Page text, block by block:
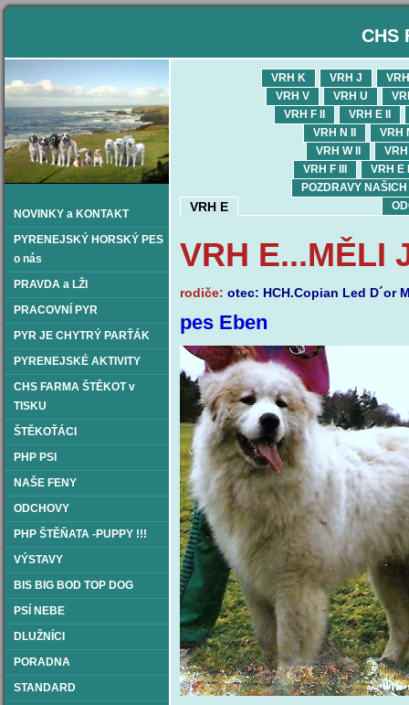
CHS
NOVINKY a KONTAKT
PYRENEJSKÝ HORSKÝ PES
o nás
PRAVDA a LŽI
PRACOVNÍ PYR
PYR JE CHYTRÝ PARŤÁK
PYRENEJSKÉ AKTIVITY
CHS FARMA ŠTĚKOT v
TISKU
ŠTĚKOŤÁCI
PHP PSI
NAŠE FENY
ODCHOVY
PHP ŠTĚŇATA -PUPPY !!!
VÝSTAVY
BIS BIG BOD TOP DOG
PSÍ NEBE
DLUŽNÍCI
PORADNA
STANDARD
VRH E
VRH J
VRH K
VRH U
VRH V
VRH E II
VRH F II
VRH
VRH N II
VRH W II
VRH E
VRH F III
POZDRAVY
VRH E...MĚLI
rodiče: otec: HCH.Copian Led D´or
pes Eben